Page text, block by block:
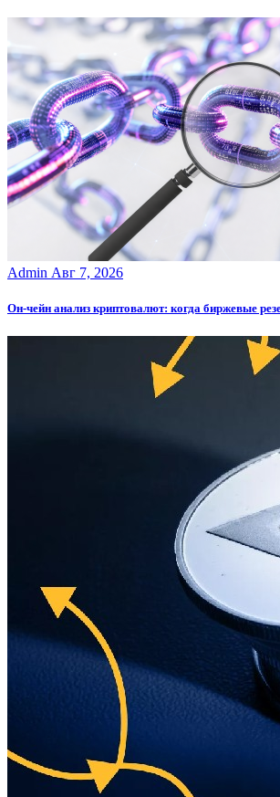
Admin Авг 7, 2026
Он-чейн анализ криптовалют: когда биржевые